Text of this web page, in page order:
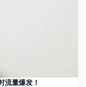
流量爆发！